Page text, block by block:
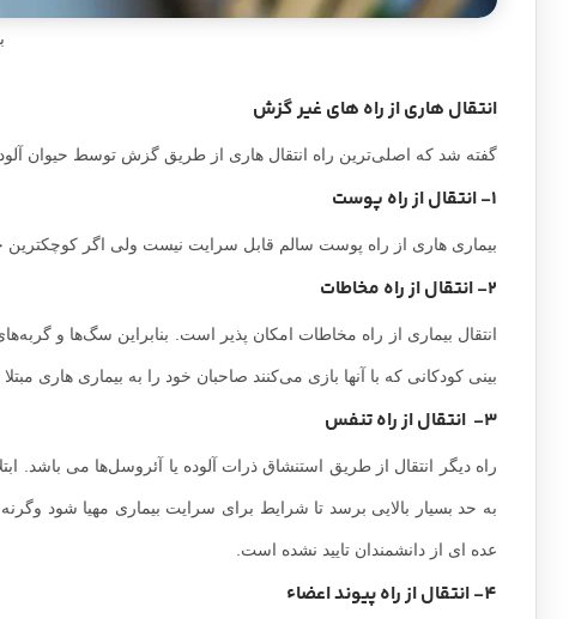
انتقال هاری از راه های غیر گزش
گفته شد که اصلی‌ترین راه انتقال هاری از طریق گزش توسط حیوان
1- انتقال از راه پوست
بیماری هاری از راه پوست سالم قابل سرایت نیست ولی اگر کوچکترین
2- انتقال از راه مخاطات
انتقال بیماری از راه مخاطات امکان پذیر است. بنابراین سگ‌ها و
بینی کودکانی که با آنها بازی می‌کنند صاحبان خود را به بیماری هاری مبتلا
3- انتقال از راه تنفس
راه دیگر انتقال از طریق استنشاق ذرات آلوده یا آئروسل‌ها می
به حد بسیار بالایی برسد تا شرایط برای سرایت بیماری مهیا شود
عده ای از دانشمندان تایید نشده است.
4- انتقال از راه پیوند اعضاء